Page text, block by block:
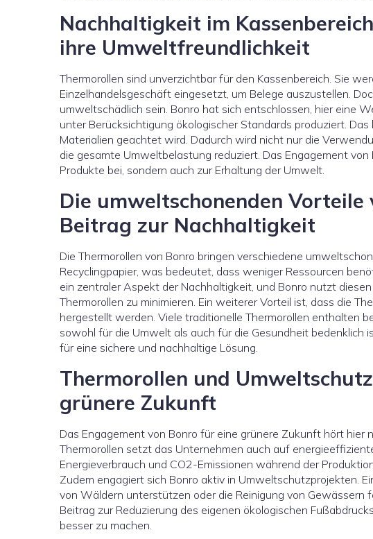
Nachhaltigkeit im
ihre Umweltfreundlichkeit
Thermorollen sind unverzichtbar für den Kassenbereich. Sie
Einzelhandelsgeschäft eingesetzt, um Belege auszustellen.
umweltschädlich sein. Bonro hat sich entschlossen, hier eine
unter Berücksichtigung ökologischer Standards produziert.
Materialien geachtet wird. Dadurch wird nicht nur die
die gesamte Umweltbelastung reduziert. Das Engagement
Produkte bei, sondern auch zur Erhaltung der Umwelt.
Die umweltschonenden
Beitrag zur Nachhaltigkeit
Die Thermorollen von Bonro bringen verschiedene
Recyclingpapier, was bedeutet, dass weniger Ressourcen
ein zentraler Aspekt der Nachhaltigkeit, und Bonro nutzt
Thermorollen zu minimieren. Ein weiterer Vorteil ist, dass die
hergestellt werden. Viele traditionelle Thermorollen enthalten
sowohl für die Umwelt als auch für die Gesundheit
für eine sichere und nachhaltige Lösung.
Thermorollen und
grünere Zukunft
Das Engagement von Bonro für eine grünere Zukunft hört
Thermorollen setzt das Unternehmen auch auf
Energieverbrauch und CO2-Emissionen während der
Zudem engagiert sich Bonro aktiv in Umweltschutzprojekten.
von Wäldern unterstützen oder die Reinigung von Gewässern
Beitrag zur Reduzierung des eigenen ökologischen
besser zu machen.